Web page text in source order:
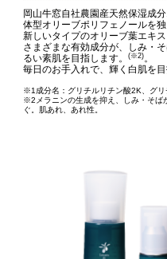
岡山牛窓自社農園産天然保湿成
体型オリーブポリフェノールを
新しいタイプのオリーブ葉エキス
さまざまな有効成分が、しみ・
るい素肌を目指します。
(※2) 。
毎日のお手入れで、輝く白肌を目
※1成分名：グリチルリチン酸2K、グ
※2メラニンの生成を抑え、しみ・そば
ぐ。肌あれ、あれ性。